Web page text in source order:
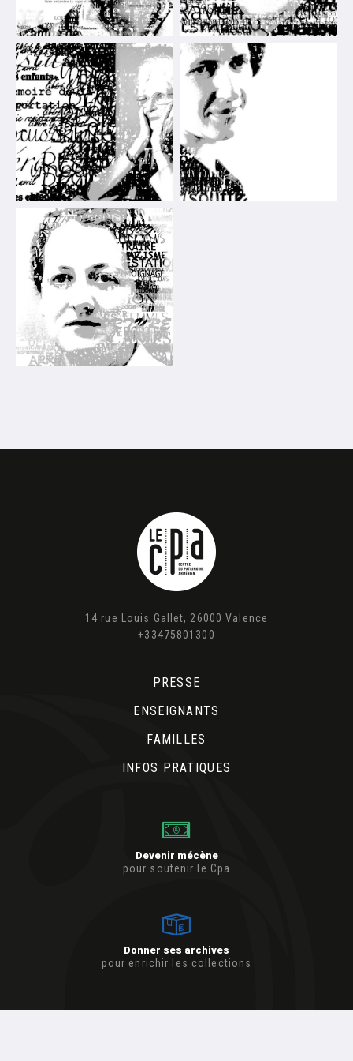
14 rue Louis Gallet, 26000 Valence
+33475801300
PRESSE
ENSEIGNANTS
FAMILLES
INFOS PRATIQUES
Devenir mécène
pour soutenir le Cpa
Donner ses archives
pour enrichir les collections